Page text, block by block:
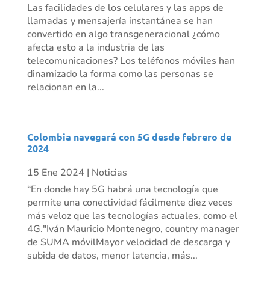
Las facilidades de los celulares y las apps de
llamadas y mensajería instantánea se han
convertido en algo transgeneracional ¿cómo
afecta esto a la industria de las
telecomunicaciones? Los teléfonos móviles han
dinamizado la forma como las personas se
relacionan en la...
Colombia navegará con 5G desde febrero de
2024
15 Ene 2024 | Noticias
“En donde hay 5G habrá una tecnología que
permite una conectividad fácilmente diez veces
más veloz que las tecnologías actuales, como el
4G."Iván Mauricio Montenegro, country manager
de SUMA móvilMayor velocidad de descarga y
subida de datos, menor latencia, más...